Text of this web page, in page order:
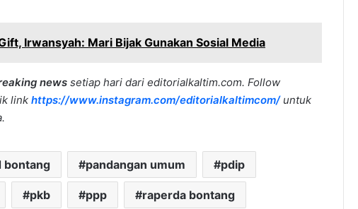
Irwansyah: Mari Bijak Gunakan Sosial Media
news setiap hari dari editorialkaltim.com. Follow
link https://www.instagram.com/editorialkaltimcom/ untuk
bontang pandangan umum pdip
pkb ppp raperda bontang